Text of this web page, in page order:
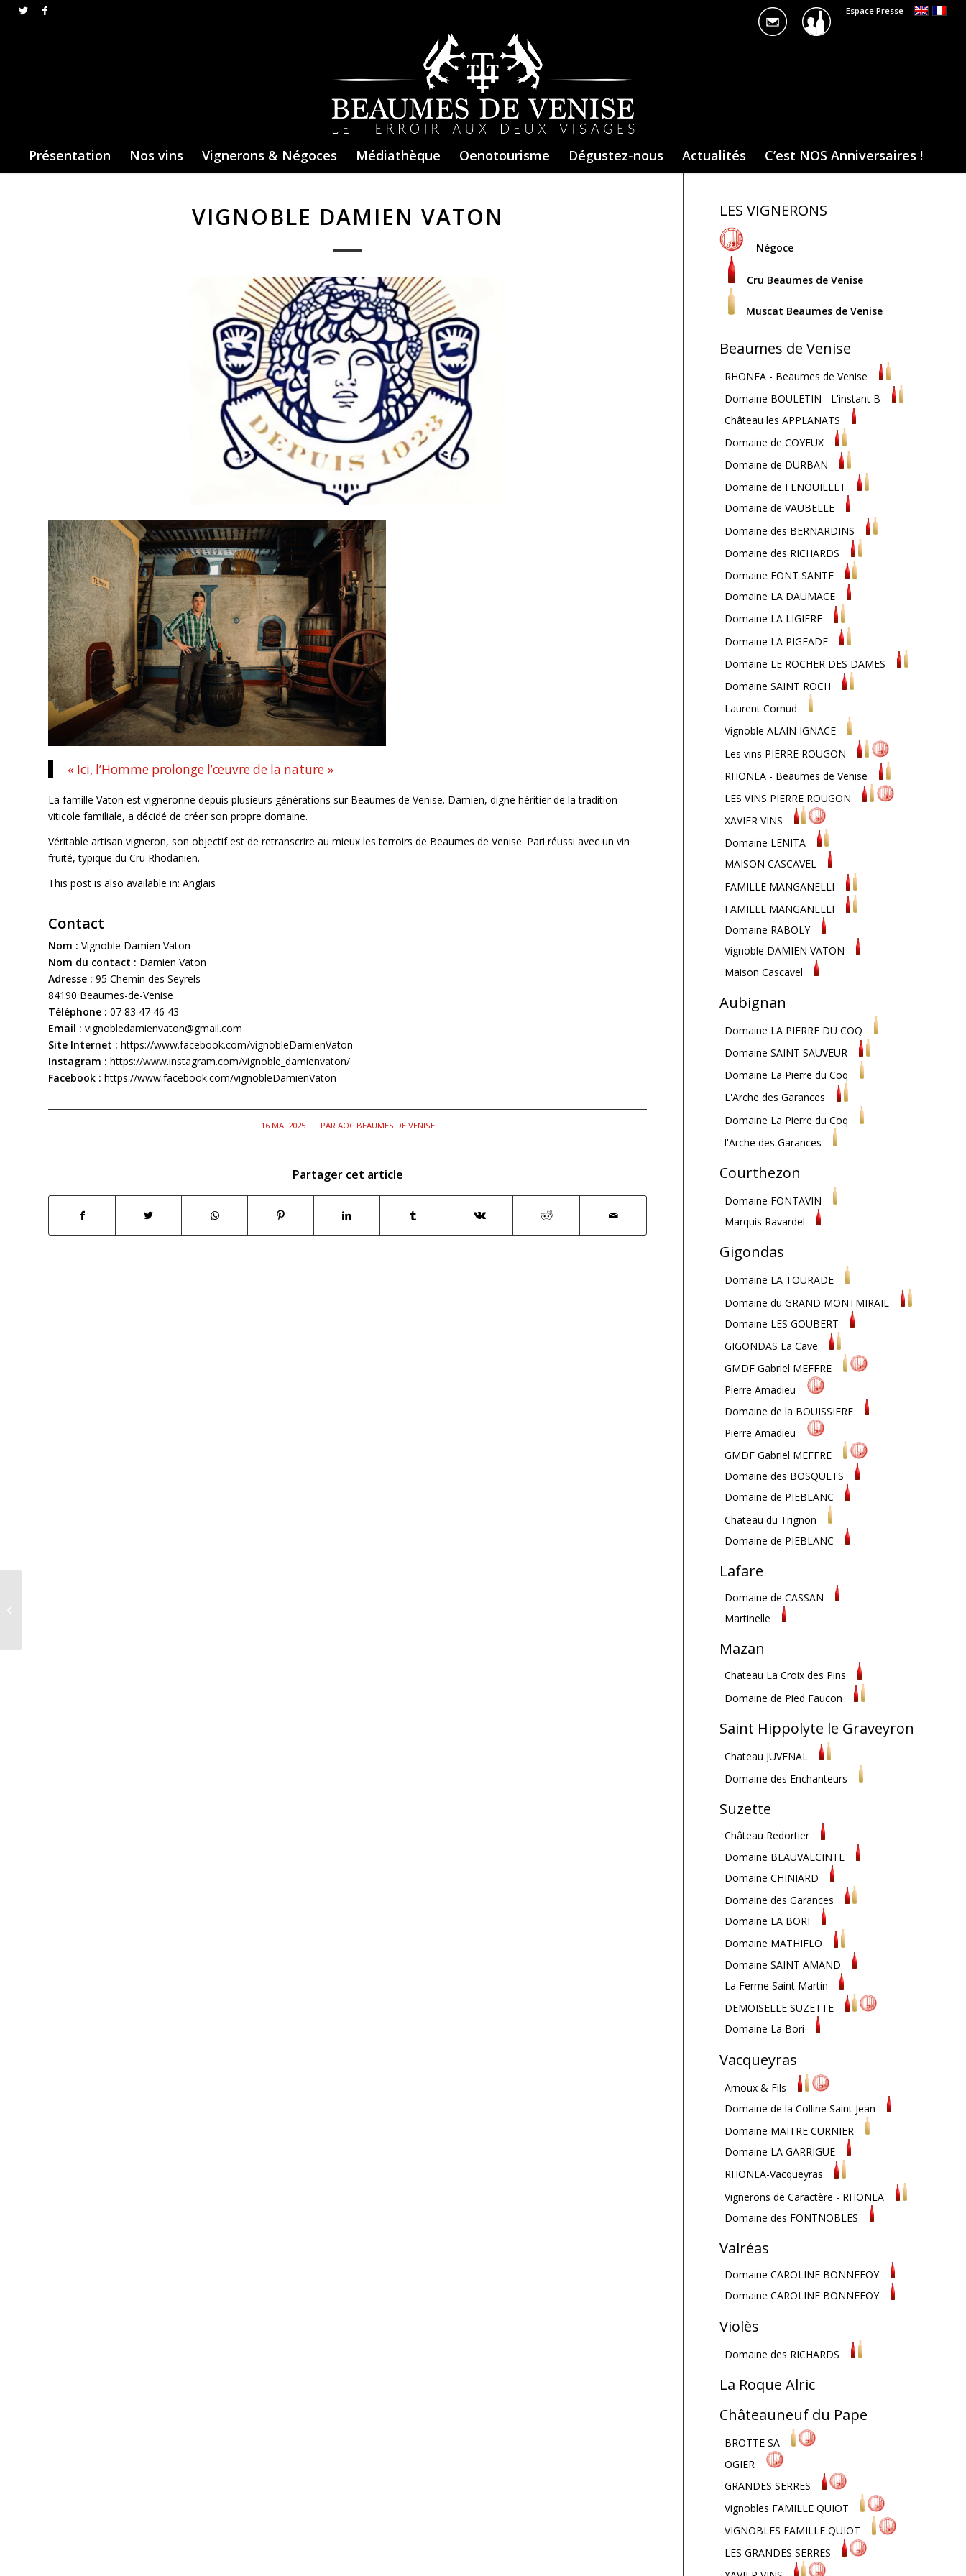
Espace Presse
Présentation Nos vins Vignerons & Négoces Médiathèque Oenotourisme Dégustez-nous Actualités C’est NOS Anniversaires !
VIGNOBLE DAMIEN VATON
« Ici, l’Homme prolonge l’œuvre de la nature »
La famille Vaton est vigneronne depuis plusieurs générations sur Beaumes de Venise. Damien, digne héritier de la tradition
viticole familiale, a décidé de créer son propre domaine.
Véritable artisan vigneron, son objectif est de retranscrire au mieux les terroirs de Beaumes de Venise. Pari réussi avec un vin
fruité, typique du Cru Rhodanien.
This post is also available in: Anglais
Contact
Nom : Vignoble Damien Vaton
Nom du contact : Damien Vaton
Adresse : 95 Chemin des Seyrels
84190 Beaumes-de-Venise
Téléphone : 07 83 47 46 43
Email : vignobledamienvaton@gmail.com
Site Internet : https://www.facebook.com/vignobleDamienVaton
Instagram : https://www.instagram.com/vignoble_damienvaton/
Facebook : https://www.facebook.com/vignobleDamienVaton
16 MAI 2025
/ PAR AOC BEAUMES DE VENISE
Partager cet article
LES VIGNERONS
Négoce
Cru Beaumes de Venise
Muscat Beaumes de Venise
Beaumes de Venise
RHONEA - Beaumes de Venise
Domaine BOULETIN - L'instant B
Château les APPLANATS
Domaine de COYEUX
Domaine de DURBAN
Domaine de FENOUILLET
Domaine de VAUBELLE
Domaine des BERNARDINS
Domaine des RICHARDS
Domaine FONT SANTE
Domaine LA DAUMACE
Domaine LA LIGIERE
Domaine LA PIGEADE
Domaine LE ROCHER DES DAMES
Domaine SAINT ROCH
Laurent Cornud
Vignoble ALAIN IGNACE
Les vins PIERRE ROUGON
RHONEA - Beaumes de Venise
LES VINS PIERRE ROUGON
XAVIER VINS
Domaine LENITA
MAISON CASCAVEL
FAMILLE MANGANELLI
FAMILLE MANGANELLI
Domaine RABOLY
Vignoble DAMIEN VATON
Maison Cascavel
Aubignan
Domaine LA PIERRE DU COQ
Domaine SAINT SAUVEUR
Domaine La Pierre du Coq
L'Arche des Garances
Domaine La Pierre du Coq
l'Arche des Garances
Courthezon
Domaine FONTAVIN
Marquis Ravardel
Gigondas
Domaine LA TOURADE
Domaine du GRAND MONTMIRAIL
Domaine LES GOUBERT
GIGONDAS La Cave
GMDF Gabriel MEFFRE
Pierre Amadieu
Domaine de la BOUISSIERE
Pierre Amadieu
GMDF Gabriel MEFFRE
Domaine des BOSQUETS
Domaine de PIEBLANC
Chateau du Trignon
Domaine de PIEBLANC
Lafare
Domaine de CASSAN
Martinelle
Mazan
Chateau La Croix des Pins
Domaine de Pied Faucon
Saint Hippolyte le Graveyron
Chateau JUVENAL
Domaine des Enchanteurs
Suzette
Château Redortier
Domaine BEAUVALCINTE
Domaine CHINIARD
Domaine des Garances
Domaine LA BORI
Domaine MATHIFLO
Domaine SAINT AMAND
La Ferme Saint Martin
DEMOISELLE SUZETTE
Domaine La Bori
Vacqueyras
Arnoux & Fils
Domaine de la Colline Saint Jean
Domaine MAITRE CURNIER
Domaine LA GARRIGUE
RHONEA-Vacqueyras
Vignerons de Caractère - RHONEA
Domaine des FONTNOBLES
Valréas
Domaine CAROLINE BONNEFOY
Domaine CAROLINE BONNEFOY
Violès
Domaine des RICHARDS
La Roque Alric
Châteauneuf du Pape
BROTTE SA
OGIER
GRANDES SERRES
Vignobles FAMILLE QUIOT
VIGNOBLES FAMILLE QUIOT
LES GRANDES SERRES